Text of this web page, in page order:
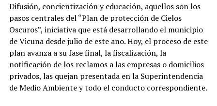
Difusión, concientización y educación, aquellos son los
pasos centrales del “Plan de protección de Cielos
Oscuros”, iniciativa que está desarrollando el municipio
de Vicuña desde julio de este año. Hoy, el proceso de este
plan avanza a su fase final, la fiscalización, la
notificación de los reclamos a las empresas o domicilios
privados, las quejan presentada en la Superintendencia
de Medio Ambiente y todo el conducto correspondiente.